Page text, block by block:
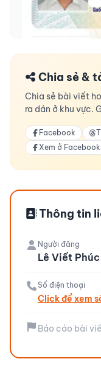
Chia sẻ &
Chia sẻ bài viết
ra dán ở khu vực.
Facebook
Xem ở Facebook
Thông tin
Người đăng
Lê Viết Phúc
Số điện thoại
Click để xem
Báo cáo bài